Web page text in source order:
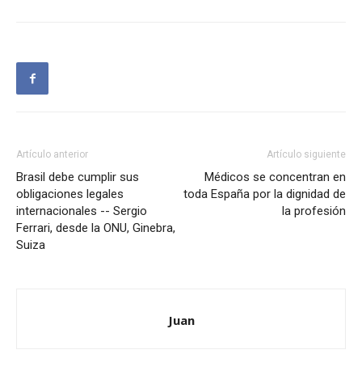
Artículo anterior
Brasil debe cumplir sus
obligaciones legales
internacionales -- Sergio
Ferrari, desde la ONU, Ginebra,
Suiza
Artículo siguiente
Médicos se concentran en
toda España por la dignidad de
la profesión
Juan